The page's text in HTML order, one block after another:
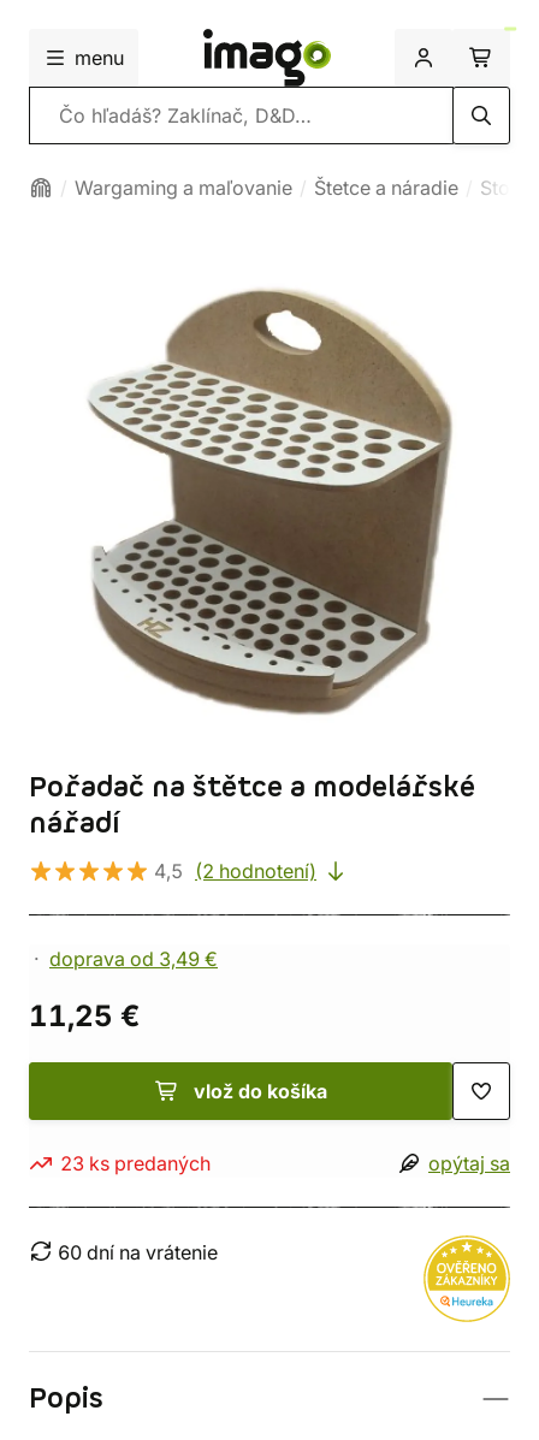
menu
Vyhľadávanie
Wargaming a maľovanie Štetce a náradie
Pořadač na štětce a modelářské
nářadí
4,5 (2 hodnotení)
doprava od 3,49 €
11,25 €
vlož do košíka
23 ks predaných opýtaj sa
60 dní na vrátenie
Popis